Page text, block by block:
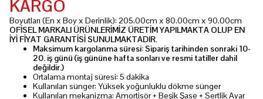
KARGO
Boyutları (En x Boy x Derinlik): 205.00cm x 80.00cm x 90.00cm
OFİSEL MARKALI ÜRÜNLERİMİZ ÜRETİM YAPILMAKTA OLUP EN
İYİ FİYAT GARANTİSİ SUNULMAKTADIR.
Maksimum kargolanma süresi: Sipariş tarihinden sonraki 10-
20. iş günü (iş gününe hafta sonları ve resmi tatiller dahil
değildir.)
Ortalama montaj süresi: 5 dakika
Kullanılan sünger: Yüksek yoğunluklu dökme sünger
Kullanılan mekanizma: Amortisör + Beşik Şase + Sertlik Ayar